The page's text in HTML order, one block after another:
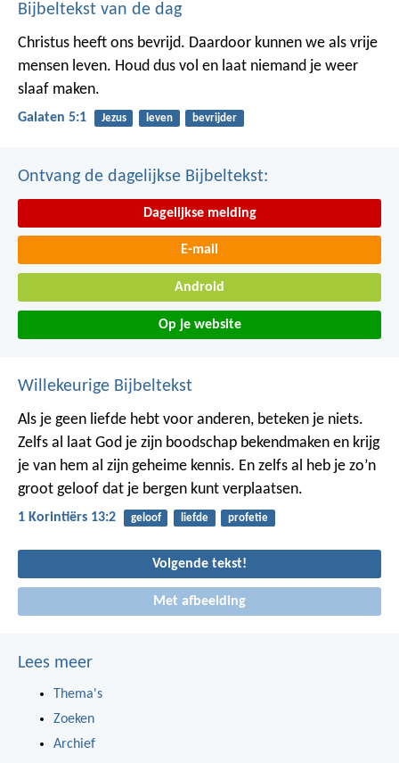
Bijbeltekst van de dag
Christus heeft ons bevrijd. Daardoor kunnen we als vrije
mensen leven. Houd dus vol en laat niemand je weer
slaaf maken.
Galaten 5:1 Jezus leven bevrijder
Ontvang de dagelijkse Bijbeltekst:
Dagelijkse melding
E-mail
Android
Op je website
Willekeurige Bijbeltekst
Als je geen liefde hebt voor anderen, beteken je niets.
Zelfs al laat God je zijn boodschap bekendmaken en krijg
je van hem al zijn geheime kennis. En zelfs al heb je zo’n
groot geloof dat je bergen kunt verplaatsen.
1 Korintiërs 13:2 geloof liefde profetie
Volgende tekst!
Met afbeelding
Lees meer
Thema's
Zoeken
Archief